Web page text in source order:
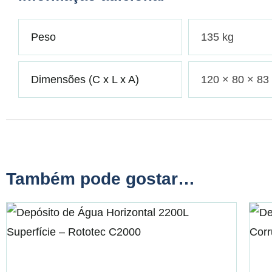
Peso 135 kg
Dimensões (C x L x A) 120 × 80 × 83
Também pode gostar…